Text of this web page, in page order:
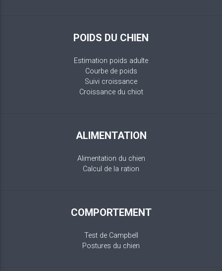
POIDS DU CHIEN
Estimation poids adulte
Courbe de poids
Suivi croissance
Croissance du chiot
ALIMENTATION
Alimentation du chien
Calcul de la ration
COMPORTEMENT
Test de Campbell
Postures du chien